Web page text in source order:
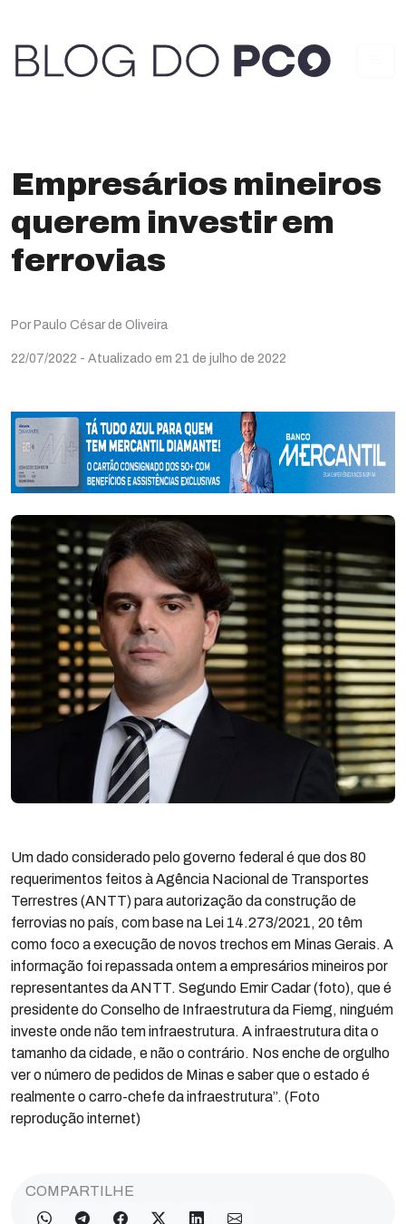
Empresários mineiros
querem investir em
ferrovias
Por Paulo César de Oliveira
22/07/2022 - Atualizado em 21 de julho de 2022
Um dado considerado pelo governo federal é que dos 80
requerimentos feitos à Agência Nacional de Transportes
Terrestres (ANTT) para autorização da construção de
ferrovias no país, com base na Lei 14.273/2021, 20 têm
como foco a execução de novos trechos em Minas Gerais. A
informação foi repassada ontem a empresários mineiros por
representantes da ANTT. Segundo Emir Cadar (foto), que é
presidente do Conselho de Infraestrutura da Fiemg, ninguém
investe onde não tem infraestrutura. A infraestrutura dita o
tamanho da cidade, e não o contrário. Nos enche de orgulho
ver o número de pedidos de Minas e saber que o estado é
realmente o carro-chefe da infraestrutura”. (Foto
reprodução internet)
COMPARTILHE